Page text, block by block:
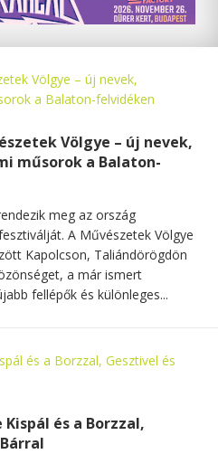
Völgye – új nevek,
műsorok a Balaton-
meg az ország
A Művészetek Völgye
Kapolcson, Taliándörögdön
a már ismert
fellépők és különleges...
és a Borzzal,